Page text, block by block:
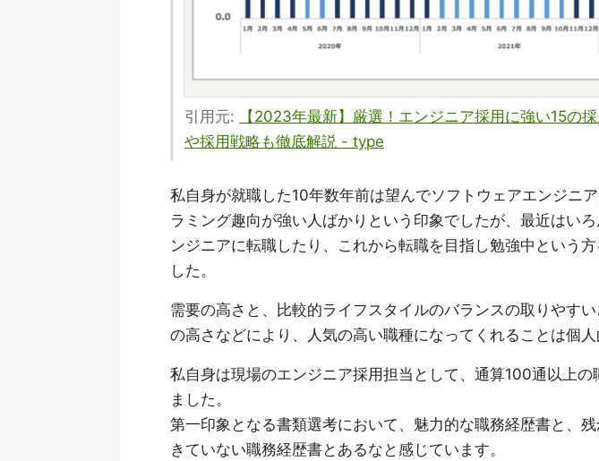
引用元:
【2023年最新】厳選！エンジニア採用に強い15の
や採用戦略も徹底解説 - type
私自身が就職した10年数年前は望んでソフトウェアエンジニ
ラミング趣向が強い人ばかりという印象でしたが、最近はい
ンジニアに転職したり、これから転職を目指し勉強中という
した。
需要の高さと、比較的ライフスタイルのバランスの取りやす
の高さなどにより、人気の高い職種になってくれることは個人
私自身は現場のエンジニア採用担当として、通算100通以上の
ました。
第一印象となる書類選考において、魅力的な職務経歴書と、
きていない職務経歴書とあるなと感じています。